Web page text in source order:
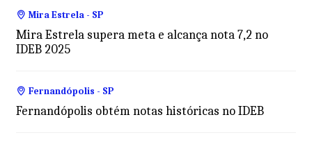
Mira Estrela - SP
Mira Estrela supera meta e alcança nota 7,2 no
IDEB 2025
Fernandópolis - SP
Fernandópolis obtém notas históricas no IDEB